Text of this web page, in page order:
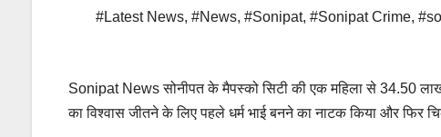
#Latest News, #News, #Sonipat, #Sonipat Crime,
Sonipat News सोनीपत के मैपस्को सिटी की एक महिला से 34.50
का विश्वास जीतने के लिए पहले धर्म भाई बनने का नाटक किया और फिर